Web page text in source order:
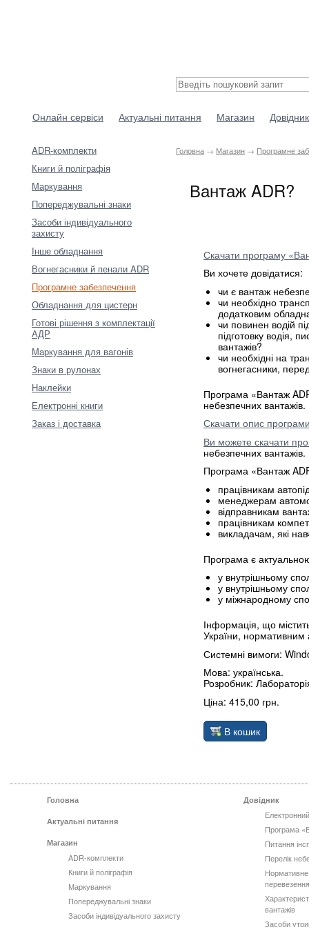
Онлайн сервіси Актуальні питання Магазин Довідник
ADR-комплекти
Книги й поліграфія
Маркування
Попереджувальні знаки
Засоби індивідуального
захисту
Інше обладнання
Вогнегасники й пенали ADR
Програмне забезпечення
Обладнання для цистерн
Готові рішення з комплектації
АДР
Маркування для вагонів
Знаки в рулонах
Наклейки
Електронні книги
Заказ і доставка
Головна → Магазин → Програмне
Вантаж ADR?
Скачати програму
Ви хочете довідатися:
чи є вантаж
чи необхідно
додатковим
чи повинен водій
підготовку водія,
вантажів?
чи необхідні на
вогнегасники,
Програма «Вантаж
небезпечних вантажів.
Скачати опис
Ви можете скачати
небезпечних
Програма «Вантаж
працівникам
менеджерам
відправникам
працівникам
викладачам, які
Програма є
у внутрішньому
у внутрішньому
у міжнародному
Інформація, що
України, нормативним
Системні вимоги:
Мова: українська.
Розробник:
Ціна: 415,00 грн.
В кошик
Головна
Актуальні питання
Магазин
ADR-комплекти
Книги й поліграфія
Маркування
Попереджувальні знаки
Засоби індивідуального захисту
Довідник
Програма
Питання
Перелік
вантажів
Засоби